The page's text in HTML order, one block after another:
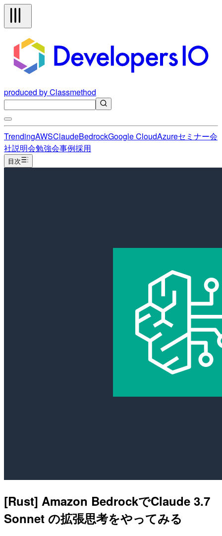
produced by Classmethod
TrendingAWSClaudeBedrockGoogle CloudAzureセミナー会
社説明会勉強会事例採用
目次
[Rust] Amazon BedrockでClaude 3.7
Sonnet の拡張思考をやってみる